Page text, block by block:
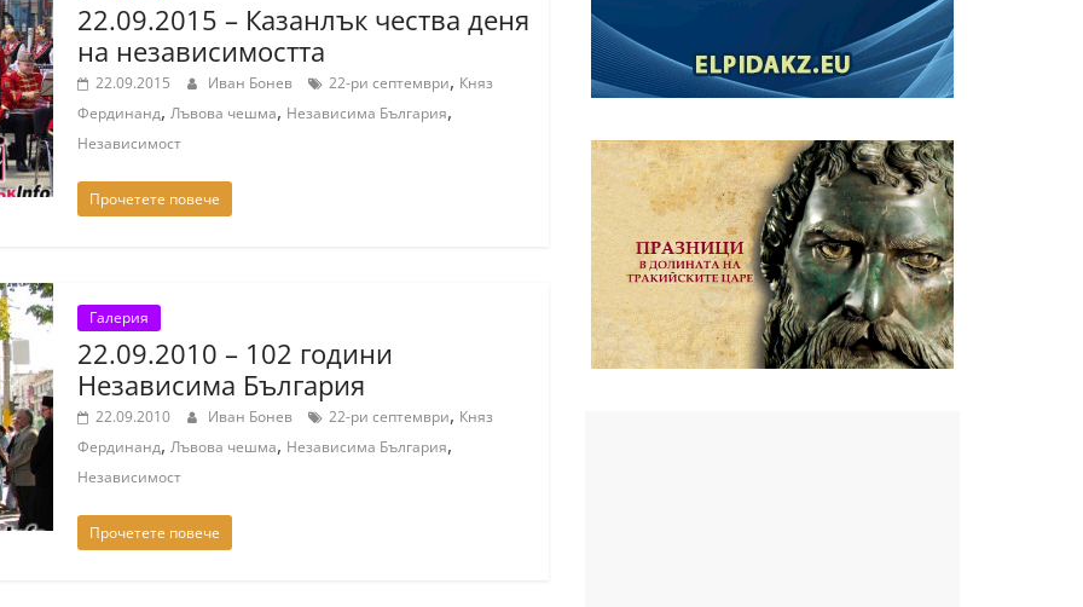
22.09.2015 – Казанлък чества деня
на независимостта
22.09.2015 Иван Бонев 22-ри септември, Княз
Фердинанд, Лъвова чешма, Независима България,
Независимост
Прочетете повече
Галерия
22.09.2010 – 102 години
Независима България
22.09.2010 Иван Бонев 22-ри септември, Княз
Фердинанд, Лъвова чешма, Независима България,
Независимост
Прочетете повече